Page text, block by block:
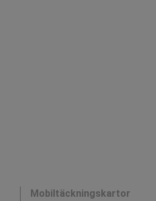
Mobiltäckningskartor